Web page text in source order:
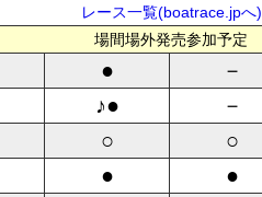
レース一覧(boatrace.jpへ)
場間場外発売参加予定
● －
♪● －
○ ○
● ●